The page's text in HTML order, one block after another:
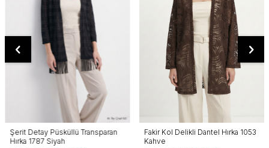
Şerit Detay Püsküllü Transparan
Hırka 1787 Siyah
Fakir Kol Delikli Dantel Hırka 1053
Kahve